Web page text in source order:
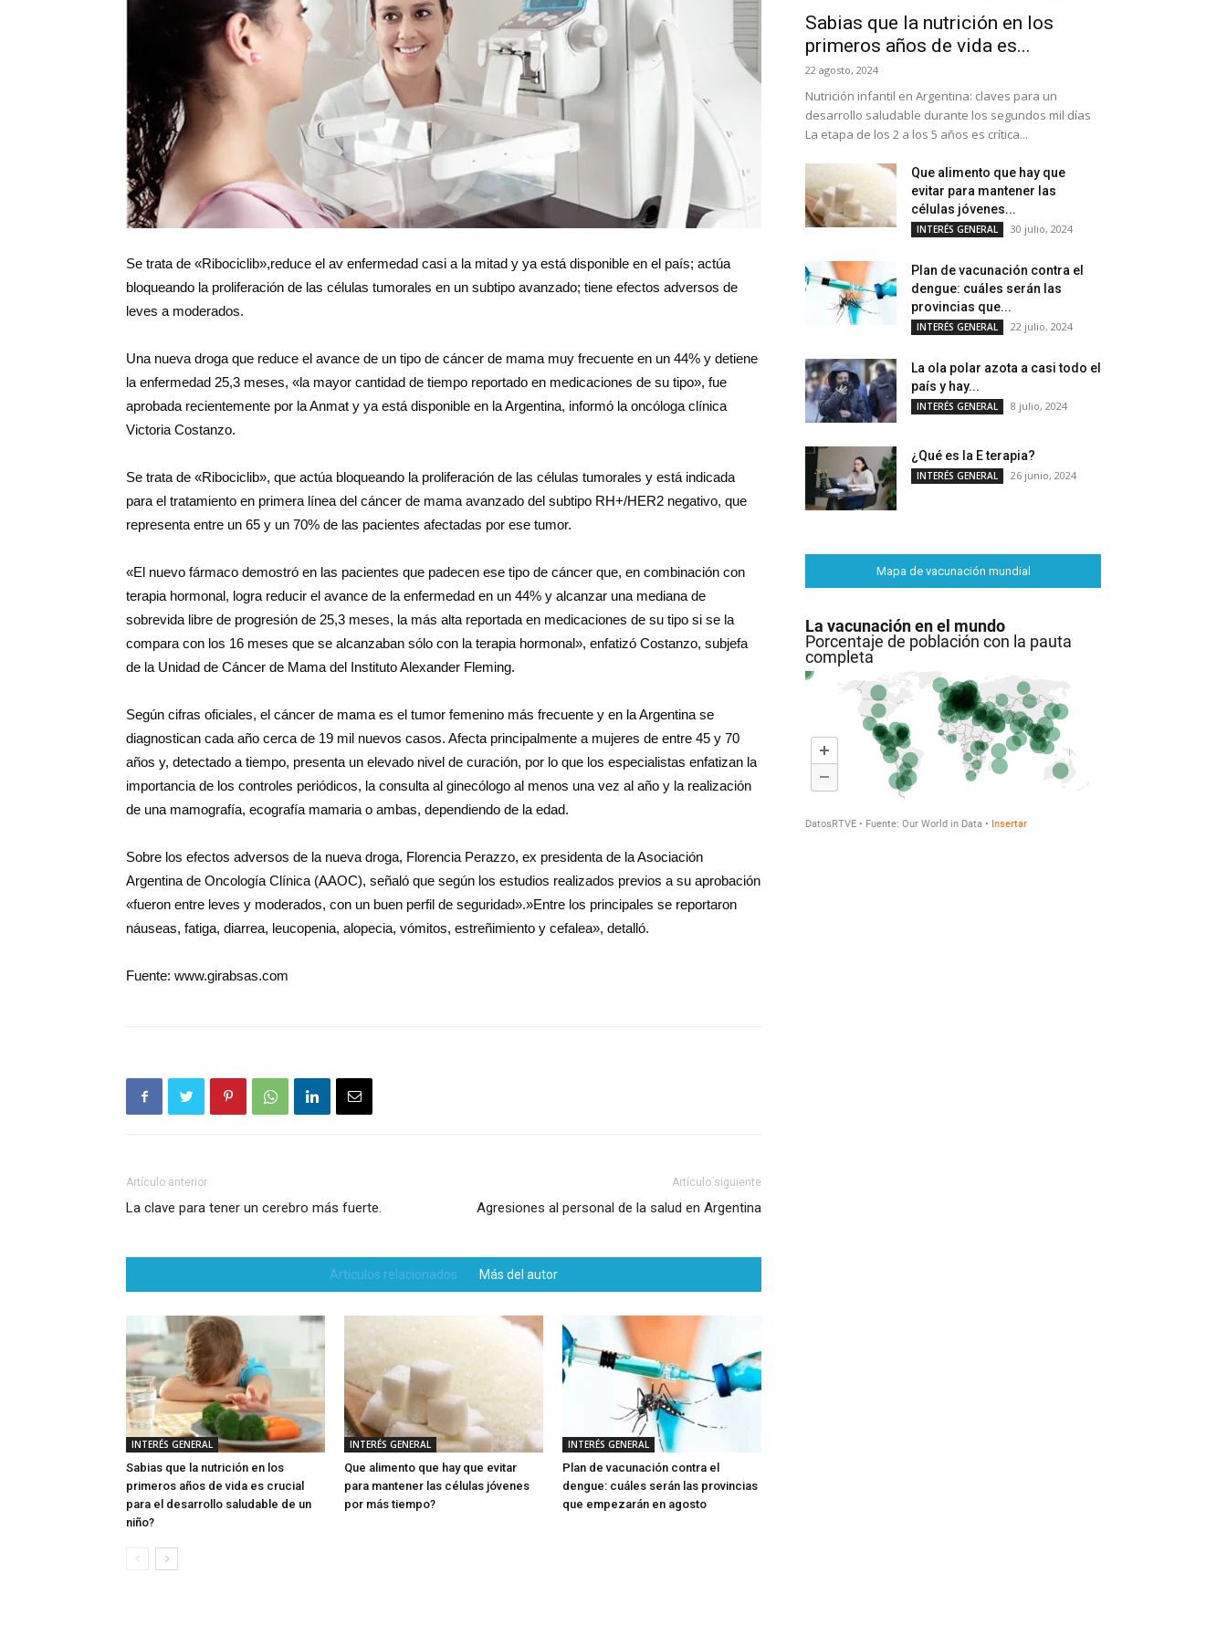
Salud
Argentina
Se trata de «Ribociclib»,reduce el av enfermedad casi a la mitad y ya está disponible en el país; actúa
bloqueando la proliferación de las células tumorales en un subtipo avanzado; tiene efectos adversos de
leves a moderados.
Una nueva droga que reduce el avance de un tipo de cáncer de mama muy frecuente en un 44% y detiene
la enfermedad 25,3 meses, «la mayor cantidad de tiempo reportado en medicaciones de su tipo», fue
aprobada recientemente por la Anmat y ya está disponible en la Argentina, informó la oncóloga clínica
Victoria Costanzo.
Se trata de «Ribociclib», que actúa bloqueando la proliferación de las células tumorales y está indicada
para el tratamiento en primera línea del cáncer de mama avanzado del subtipo RH+/HER2 negativo, que
representa entre un 65 y un 70% de las pacientes afectadas por ese tumor.
«El nuevo fármaco demostró en las pacientes que padecen ese tipo de cáncer que, en combinación con
terapia hormonal, logra reducir el avance de la enfermedad en un 44% y alcanzar una mediana de
sobrevida libre de progresión de 25,3 meses, la más alta reportada en medicaciones de su tipo si se la
compara con los 16 meses que se alcanzaban sólo con la terapia hormonal», enfatizó Costanzo, subjefa
de la Unidad de Cáncer de Mama del Instituto Alexander Fleming.
Según cifras oficiales, el cáncer de mama es el tumor femenino más frecuente y en la Argentina se
diagnostican cada año cerca de 19 mil nuevos casos. Afecta principalmente a mujeres de entre 45 y 70
años y, detectado a tiempo, presenta un elevado nivel de curación, por lo que los especialistas enfatizan la
importancia de los controles periódicos, la consulta al ginecólogo al menos una vez al año y la realización
de una mamografía, ecografía mamaria o ambas, dependiendo de la edad.
Sobre los efectos adversos de la nueva droga, Florencia Perazzo, ex presidenta de la Asociación
Argentina de Oncología Clínica (AAOC), señaló que según los estudios realizados previos a su aprobación
«fueron entre leves y moderados, con un buen perfil de seguridad».»Entre los principales se reportaron
náuseas, fatiga, diarrea, leucopenia, alopecia, vómitos, estreñimiento y cefalea», detalló.
Fuente: www.girabsas.com
Artículo anterior
La clave para tener un cerebro más fuerte.
Artículo siguiente
Agresiones al personal de la salud en Argentina
Artículos relacionados Más del autor
INTERÉS GENERAL
Sabias que la nutrición en los
primeros años de vida es crucial
para el desarrollo saludable de un
niño?
INTERÉS GENERAL
Que alimento que hay que evitar
para mantener las células jóvenes
por más tiempo?
INTERÉS GENERAL
Plan de vacunación contra el
dengue: cuáles serán las provincias
que empezarán en agosto
Sabias que la nutrición en los
primeros años de vida es...
22 agosto, 2024
Nutrición infantil en Argentina: claves para un
desarrollo saludable durante los segundos mil días
La etapa de los 2 a los 5 años es crítica...
Que alimento que hay que
evitar para mantener las
células jóvenes...
INTERÉS GENERAL 30 julio, 2024
Plan de vacunación contra el
dengue: cuáles serán las
provincias que...
INTERÉS GENERAL 22 julio, 2024
La ola polar azota a casi todo el
país y hay...
INTERÉS GENERAL 8 julio, 2024
¿Qué es la E terapia?
INTERÉS GENERAL 26 junio, 2024
Mapa de vacunación mundial